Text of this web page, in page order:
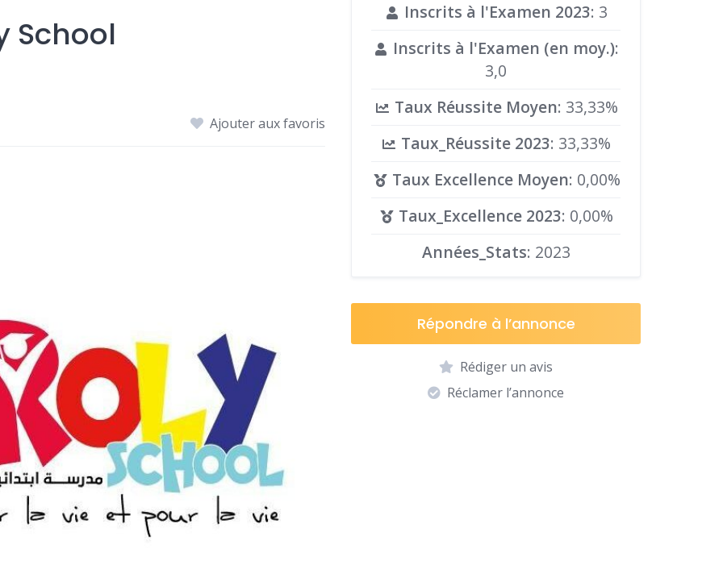
School
Ajouter aux favoris
Inscrits à l'Examen 2023: 3
Inscrits à l'Examen (en moy.):
3,0
Taux Réussite Moyen: 33,33%
Taux_Réussite 2023: 33,33%
Taux Excellence Moyen: 0,00%
Taux_Excellence 2023: 0,00%
Années_Stats: 2023
Répondre à l’annonce
Rédiger un avis
Réclamer l’annonce